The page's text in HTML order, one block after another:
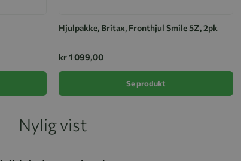
Hjulpakke, Britax, Fronthjul Smile 5Z, 2pk
kr 1 099,00
Se produkt
Nylig vist